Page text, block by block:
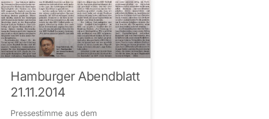
Hamburger Abendblatt
21.11.2014
Pressestimme aus dem